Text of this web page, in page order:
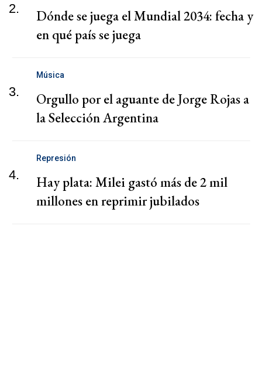
2.
Dónde se juega el Mundial 2034: fecha y
en qué país se juega
3.
Música
Orgullo por el aguante de Jorge Rojas a
la Selección Argentina
4.
Represión
Hay plata: Milei gastó más de 2 mil
millones en reprimir jubilados